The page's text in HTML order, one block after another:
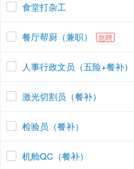
食堂打杂工
餐厅帮厨（兼职） 急聘
人事行政文员（五险+餐补）
激光切割员（餐补）
检验员（餐补）
机舱QC（餐补）